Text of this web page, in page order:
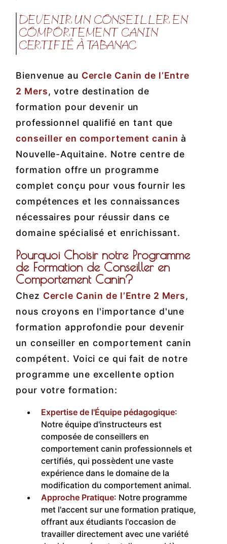
DEVENIR UN CONSEILLER EN
COMPORTEMENT CANIN
CERTIFIÉ À TABANAC
Bienvenue au Cercle Canin de l’Entre
2 Mers, votre destination de
formation pour devenir un
professionnel qualifié en tant que
conseiller en comportement canin à
Nouvelle-Aquitaine. Notre centre de
formation offre un programme
complet conçu pour vous fournir les
compétences et les connaissances
nécessaires pour réussir dans ce
domaine spécialisé et enrichissant.
Pourquoi Choisir notre Programme
de Formation de Conseiller en
Comportement Canin?
Chez Cercle Canin de l’Entre 2 Mers,
nous croyons en l'importance d'une
formation approfondie pour devenir
un conseiller en comportement canin
compétent. Voici ce qui fait de notre
programme une excellente option
pour votre formation:
Expertise de l'Équipe pédagogique:
Notre équipe d'instructeurs est
composée de conseillers en
comportement canin professionnels et
certifiés, qui possèdent une vaste
expérience dans le domaine de la
modification du comportement animal.
Approche Pratique: Notre programme
met l'accent sur une formation pratique,
offrant aux étudiants l'occasion de
travailler directement avec une variété